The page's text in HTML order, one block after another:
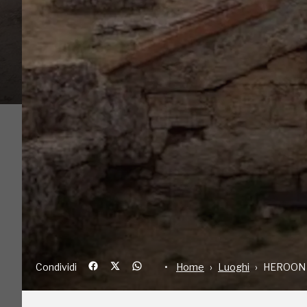
Condividi Home Luoghi
Condividi Home Luoghi
Sestieri lo scoprì nel 1954, da ricerche di
era coperto da un tumulo e lo identifichiamo
eroizzato dopo la morte: il fondatore di
calcare. La copertura a doppio spiovente si
sostenute da travi di legno; a questo pesante
argilla, 5 per lato. Le pareti interne sono
centro una banchina,che fungeva da supporto
in un panno di lana decorato da fasce di
erano 8 vasi di bronzo contenenti miele e 1
colmarono di terra lo spazio entro il recinto,